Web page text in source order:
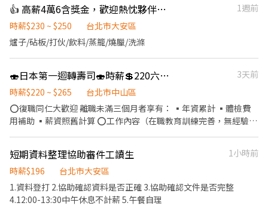
適合 【薪資福利】 ⦁ 保障薪＋高獎金 沒有上限 ⦁ 新人達標獎金 約
5,000 元 ⦁ 見紅休＋特休＋有薪病假／生理假／颱風假 ⦁ 員工年度健
公室吹冷氣，還有零食可以吃 【工作地點】 ⦁ 台北車站周邊 ⦁ 板橋
江子翠站 ⦁ 中正區西門站 ▬▬▬▬▬▬▬【快速應徵】
▬▬▬▬▬▬▬▬ ☞ 快速預約找工作 ☞ 康彼斯-王小姐 ☎️ 預約專
𝑰𝑫：@486kpfub 請留下【姓名 / 電話 / 應徵職缺】即可預約！
👍 高薪4萬6含獎金，歡迎熱忱夥伴加入廚藝團隊，持續展店中
1週前
時薪$230 ~ $250
台北市大安區
爐子/砧板/打伙/飲料/蒸籠/燒臘/洗滌
🍣日本第一迴轉壽司🍣時薪💲220六日再➕25元
3天前
時薪$220 ~ $265
台北市中山區
⭕復職同仁大歡迎 離職未滿三個月者享有： ▪年資累計 ▪體檢費
用補助 ▪薪資照舊計算 ⭕工作內容（在職教育訓練完善，無經驗者
→環境整理→庫存盤點 等 ⭕獎金福利 ▪生日禮券 ▪員工用餐優惠
▪年度健檢及津貼 ▪一年4次考核及調薪機會 ▪加班費1分鐘為單位
計算 ▪不定期活動競賽獎金、時數達成獎金 ▪介紹親朋好友入職，
期滿可獲得3,000~10,000元獎金 ⭕企業魅力 ▪加班費為1分鐘為單
短期資料整理協助審件工讀生
1小時前
時薪$196
台北市大安區
1.資料登打 2.協助確認資料是否正確 3.協助確認文件是否完整
4.12:00-13:30中午休息不計薪 5.午餐自理